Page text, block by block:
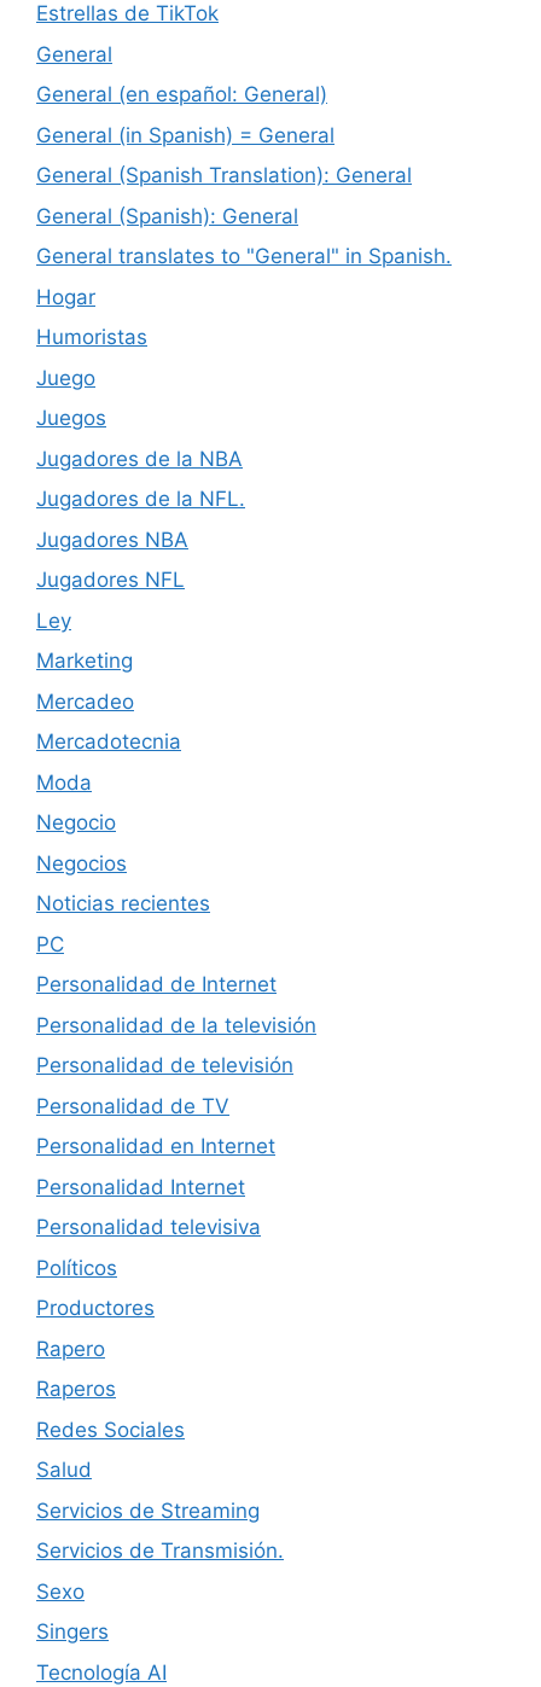
Estrellas de TikTok
General
General (en español: General)
General (in Spanish) = General
General (Spanish Translation): General
General (Spanish): General
General translates to "General" in Spanish.
Hogar
Humoristas
Juego
Juegos
Jugadores de la NBA
Jugadores de la NFL.
Jugadores NBA
Jugadores NFL
Ley
Marketing
Mercadeo
Mercadotecnia
Moda
Negocio
Negocios
Noticias recientes
PC
Personalidad de Internet
Personalidad de la televisión
Personalidad de televisión
Personalidad de TV
Personalidad en Internet
Personalidad Internet
Personalidad televisiva
Políticos
Productores
Rapero
Raperos
Redes Sociales
Salud
Servicios de Streaming
Servicios de Transmisión.
Sexo
Singers
Tecnología AI